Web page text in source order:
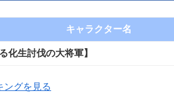
キャラクター名
化生討伐の大将軍】
ングを見る